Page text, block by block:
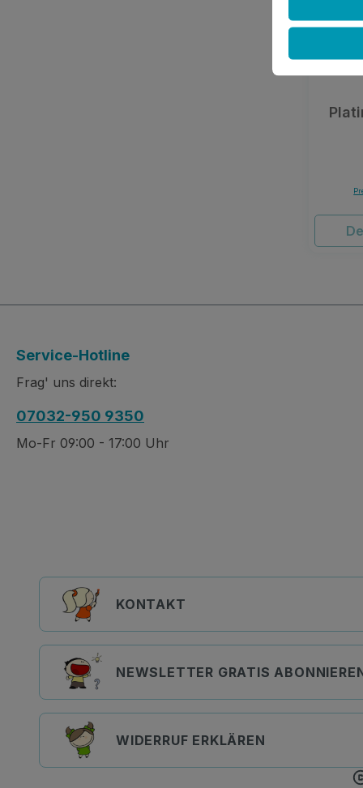
Service-Hotline
Frag' uns direkt:
07032-950 9350
Mo-Fr 09:00 - 17:00 Uhr
KONTAKT
NEWSLETTER GRATIS
WIDERRUF ERKLÄREN